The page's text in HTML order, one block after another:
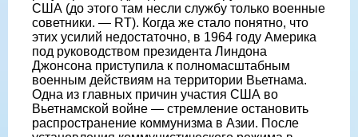
США (до этого там несли службу только военные
советники. — RT). Когда же стало понятно, что
этих усилий недостаточно, в 1964 году Америка
под руководством президента Линдона
Джонсона приступила к полномасштабным
военным действиям на территории Вьетнама.
Одна из главных причин участия США во
Вьетнамской войне — стремление остановить
распространение коммунизма в Азии. После